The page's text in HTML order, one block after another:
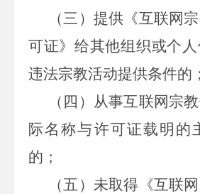
（三）提供《互联网
可证》给其他组织或个
违法宗教活动提供条件的；
（四）从事互联网宗
际名称与许可证载明的
的；
（五）未取得《互联